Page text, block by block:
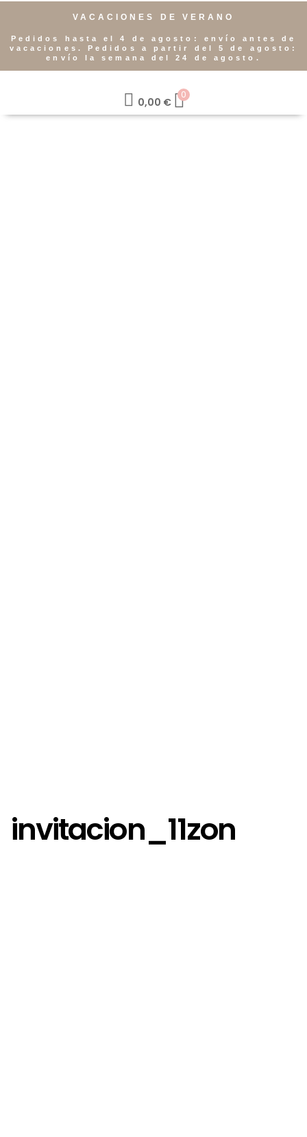
VACACIONES DE VERANO
Pedidos hasta el 4 de agosto: envío antes de
vacaciones. Pedidos a partir del 5 de agosto:
envío la semana del 24 de agosto.
0,00 €
0
invitacion_11zon